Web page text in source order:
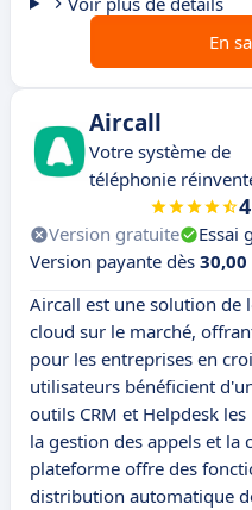
En
Aircall
Votre système de
téléphonie
Version gratuite Essai
Version payante dès
Aircall est une solution de
cloud sur le marché,
pour les entreprises en
utilisateurs bénéficient
outils CRM et Helpdesk
la gestion des appels et la
plateforme offre des
distribution automatique